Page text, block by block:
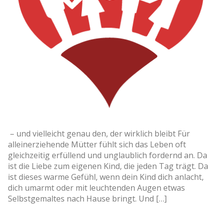
– und vielleicht genau den, der wirklich bleibt Für
alleinerziehende Mütter fühlt sich das Leben oft
gleichzeitig erfüllend und unglaublich fordernd an. Da
ist die Liebe zum eigenen Kind, die jeden Tag trägt. Da
ist dieses warme Gefühl, wenn dein Kind dich anlacht,
dich umarmt oder mit leuchtenden Augen etwas
Selbstgemaltes nach Hause bringt. Und […]